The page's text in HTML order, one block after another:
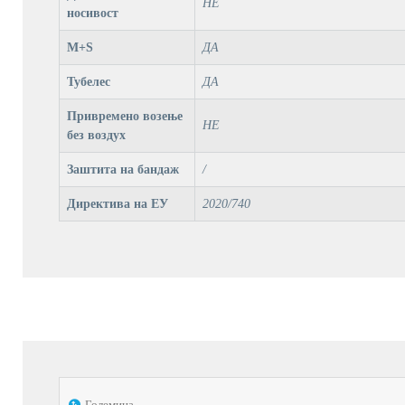
носивост
НЕ
M+S ДА
Тубелес ДА
Привремено возење
без воздух
НЕ
Заштита на бандаж /
Директива на ЕУ 2020/740